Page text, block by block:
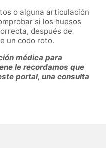
o alguna articulación
si los huesos
después de
un codo roto.
médica para
le recordamos que
portal, una consulta